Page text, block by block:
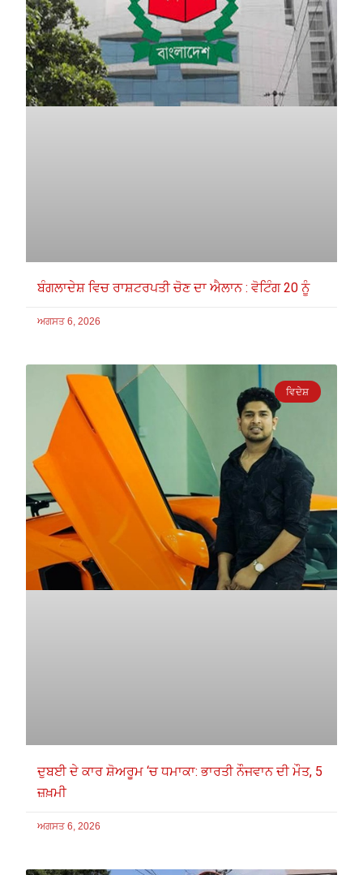
ਬੰਗਲਾਦੇਸ਼ ਵਿਚ ਰਾਸ਼ਟਰਪਤੀ ਚੋਣ ਦਾ ਐਲਾਨ : ਵੋਟਿੰਗ 20 ਨੂੰ
ਅਗਸਤ 6, 2026
ਵਿਦੇਸ਼
ਦੁਬਈ ਦੇ ਕਾਰ ਸ਼ੋਅਰੂਮ ‘ਚ ਧਮਾਕਾ: ਭਾਰਤੀ ਨੌਜਵਾਨ ਦੀ ਮੌਤ, 5
ਜ਼ਖ਼ਮੀ
ਅਗਸਤ 6, 2026